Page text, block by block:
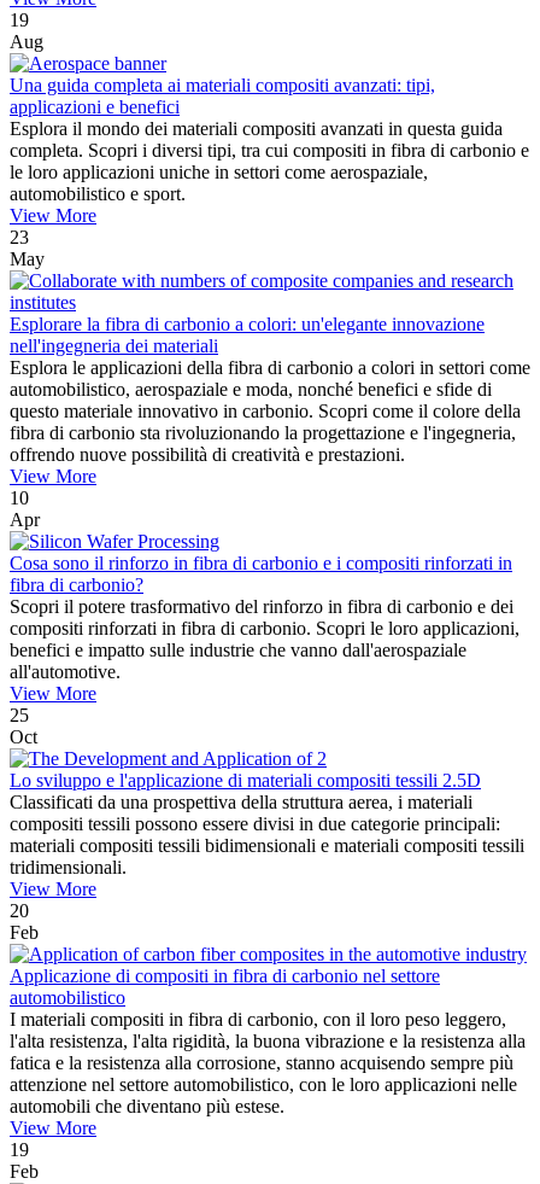
19
Aug
Una guida completa ai materiali compositi avanzati: tipi,
applicazioni e benefici
Esplora il mondo dei materiali compositi avanzati in questa guida
completa. Scopri i diversi tipi, tra cui compositi in fibra di carbonio e
le loro applicazioni uniche in settori come aerospaziale,
automobilistico e sport.
View More
23
May
Esplorare la fibra di carbonio a colori: un'elegante innovazione
nell'ingegneria dei materiali
Esplora le applicazioni della fibra di carbonio a colori in settori come
automobilistico, aerospaziale e moda, nonché benefici e sfide di
questo materiale innovativo in carbonio. Scopri come il colore della
fibra di carbonio sta rivoluzionando la progettazione e l'ingegneria,
offrendo nuove possibilità di creatività e prestazioni.
View More
10
Apr
Cosa sono il rinforzo in fibra di carbonio e i compositi rinforzati in
fibra di carbonio?
Scopri il potere trasformativo del rinforzo in fibra di carbonio e dei
compositi rinforzati in fibra di carbonio. Scopri le loro applicazioni,
benefici e impatto sulle industrie che vanno dall'aerospaziale
all'automotive.
View More
25
Oct
Lo sviluppo e l'applicazione di materiali compositi tessili 2.5D
Classificati da una prospettiva della struttura aerea, i materiali
compositi tessili possono essere divisi in due categorie principali:
materiali compositi tessili bidimensionali e materiali compositi tessili
tridimensionali.
View More
20
Feb
Applicazione di compositi in fibra di carbonio nel settore
automobilistico
I materiali compositi in fibra di carbonio, con il loro peso leggero,
l'alta resistenza, l'alta rigidità, la buona vibrazione e la resistenza alla
fatica e la resistenza alla corrosione, stanno acquisendo sempre più
attenzione nel settore automobilistico, con le loro applicazioni nelle
automobili che diventano più estese.
View More
19
Feb